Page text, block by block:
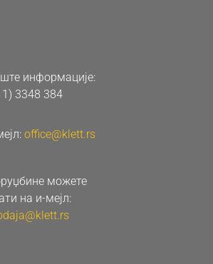
информације:
3348 384
office@klett.rs
можете
на и-мејл: